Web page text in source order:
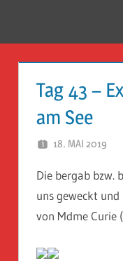
Guckloch
Herr
Geheimrat
auf
Reisen
Tag 43 –
am See
18. MAI 2019
Die bergab bzw.
uns geweckt
von Mdme Curie